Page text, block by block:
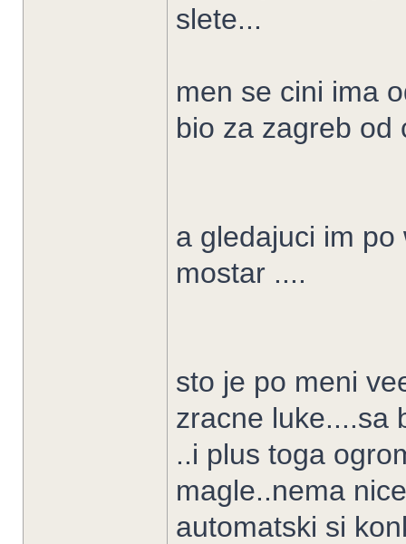
slete...
men se cini ima
bio za zagreb od
a gledajuci im
mostar ....
sto je po meni
zracne luke....sa
..i plus toga
magle..nema
automatski si